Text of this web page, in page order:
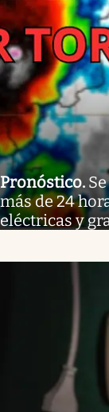
Pronóstico.
más de 24
eléctricas y